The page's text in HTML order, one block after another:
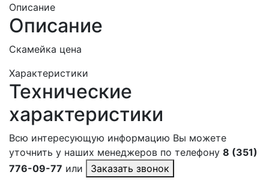
Описание
Описание
Скамейка цена
Характеристики
Технические
характеристики
Всю интересующую информацию Вы можете
уточнить у наших менеджеров по телефону 8 (351)
776-09-77 или Заказать звонок